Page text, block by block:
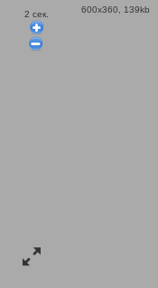
2 сек.
600x360, 139kb